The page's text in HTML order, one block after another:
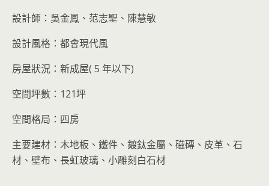
設計師：吳金鳳、范志聖、陳慧敏
設計風格：都會現代風
房屋狀況：新成屋( 5 年以下)
空間坪數：121坪
空間格局：四房
主要建材：木地板、鐵件、鍍鈦金屬、磁磚、皮革、石
材、壁布、長虹玻璃、小雕刻白石材